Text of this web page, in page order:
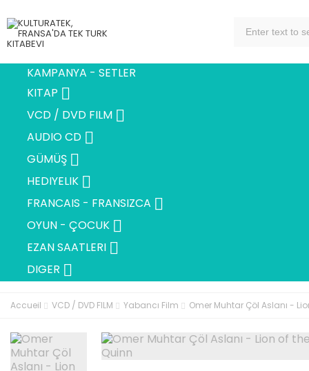
KAMPANYA - SETLER
KITAP 
VCD / DVD FILM 
AUDIO CD 
GÜMÜŞ 
HEDIYELIK 
FRANCAIS - FRANSIZCA 
OYUN - ÇOCUK 
EZAN SAATLERI 
DIGER 
Accueil VCD / DVD FILM Yabancı Film Omer Muhtar Çöl Aslanı -